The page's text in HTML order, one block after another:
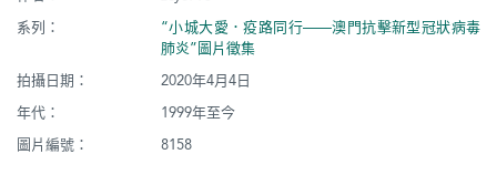
系列：
“小城大愛．疫路同行——澳門抗擊新型冠狀病毒
肺炎”圖片徵集
拍攝日期：
2020年4月4日
年代：
1999年至今
圖片編號：
8158